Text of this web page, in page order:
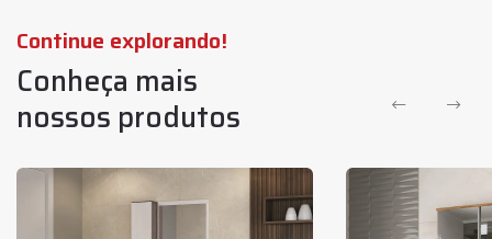
Continue explorando!
Conheça mais
nossos produtos